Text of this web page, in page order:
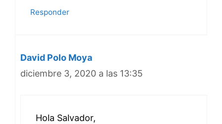
Responder
David Polo Moya
diciembre 3, 2020 a las 13:35
Hola Salvador,